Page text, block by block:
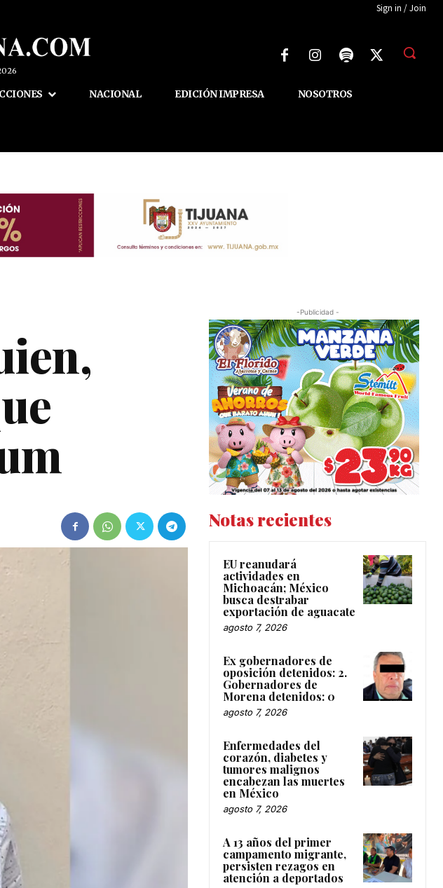
Sign in / Join
NACIONAL EDICIÓN IMPRESA NOSOTROS
-Publicidad -
Notas recientes
EU reanudará
actividades en
Michoacán; México
busca destrabar
exportación de aguacate
agosto 7, 2026
Ex gobernadores de
oposición detenidos: 2.
Gobernadores de
Morena detenidos: 0
agosto 7, 2026
Enfermedades del
corazón, diabetes y
tumores malignos
encabezan las muertes
en México
agosto 7, 2026
A 13 años del primer
campamento migrante,
persisten rezagos en
atención a deportados